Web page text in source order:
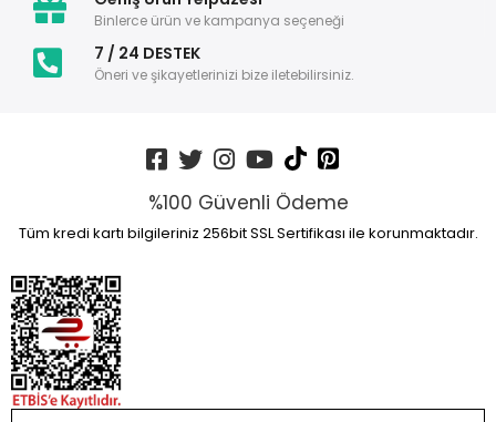
Binlerce ürün ve kampanya seçeneği
7 / 24 DESTEK
Öneri ve şikayetlerinizi bize iletebilirsiniz.
%100 Güvenli Ödeme
Tüm kredi kartı bilgileriniz 256bit SSL Sertifikası ile korunmaktadır.